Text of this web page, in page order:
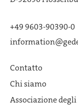
+49 9603-90390-0
Contatto
Chi siamo
Associazione